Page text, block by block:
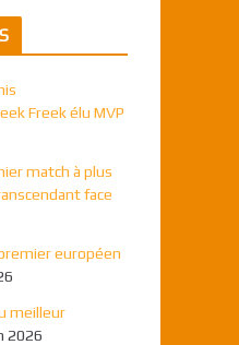
Freek élu MVP
match à plus
face
européen
meilleur
2026